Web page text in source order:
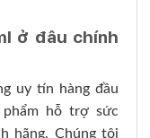
ở đâu chính
uy tín hàng đầu
phẩm hỗ trợ sức
hãng. Chúng tôi